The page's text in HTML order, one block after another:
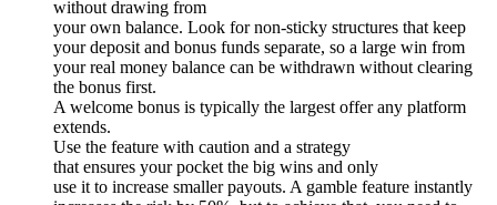
without drawing from
your own balance. Look for non-sticky structures that keep
your deposit and bonus funds separate, so a large win from
your real money balance can be withdrawn without clearing
the bonus first.
A welcome bonus is typically the largest offer any platform
extends.
Use the feature with caution and a strategy
that ensures your pocket the big wins and only
use it to increase smaller payouts. A gamble feature instantly